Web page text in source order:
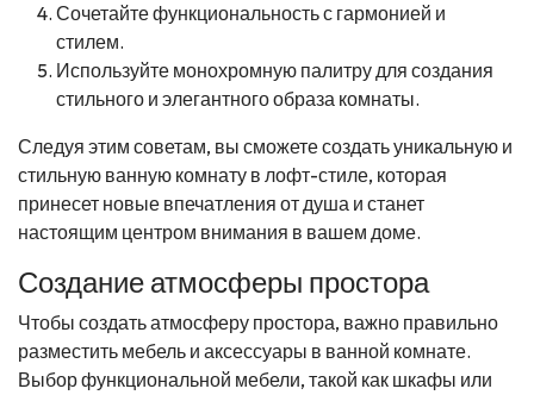
Сочетайте функциональность с гармонией и
стилем.
Используйте монохромную палитру для создания
стильного и элегантного образа комнаты.
Следуя этим советам, вы сможете создать уникальную и
стильную ванную комнату в лофт-стиле, которая
принесет новые впечатления от душа и станет
настоящим центром внимания в вашем доме.
Создание атмосферы простора
Чтобы создать атмосферу простора, важно правильно
разместить мебель и аксессуары в ванной комнате.
Выбор функциональной мебели, такой как шкафы или